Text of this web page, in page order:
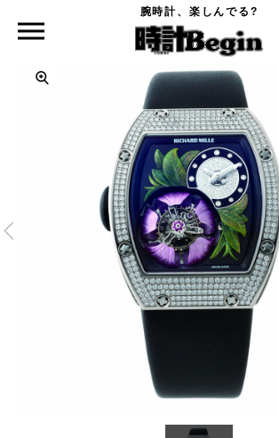
腕時計、楽しんでる?
RICHARD MILLE RM19-02 トゥールビ